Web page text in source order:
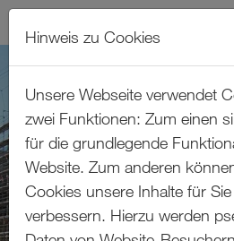
Hinweis zu Cookies
Unsere Webseite verwendet
zwei Funktionen: Zum einen
für die grundlegende
Website. Zum anderen
Cookies unsere Inhalte für
verbessern. Hierzu werden